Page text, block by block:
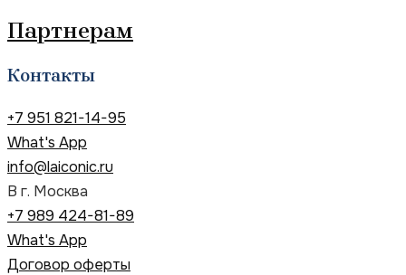
Партнерам
Контакты
+7 951 821-14-95
What's App
info@laiconic.ru
В г. Москва
+7 989 424-81-89
What's App
Договор оферты